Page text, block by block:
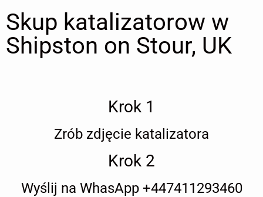
Skup katalizatorow w
Shipston on Stour, UK
Krok 1
Zrób zdjęcie katalizatora
Krok 2
Wyślij na WhasApp +447411293460